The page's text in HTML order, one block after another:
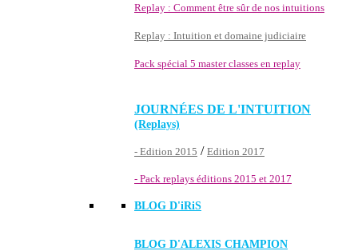
Replay : Comment être sûr de nos intuitions
Replay : Intuition et domaine judiciaire
Pack spécial 5 master classes en replay
JOURNÉES DE L'INTUITION
(Replays)
- Edition 2015 / Edition 2017
- Pack replays éditions 2015 et 2017
BLOG D'iRiS
BLOG D'ALEXIS CHAMPION